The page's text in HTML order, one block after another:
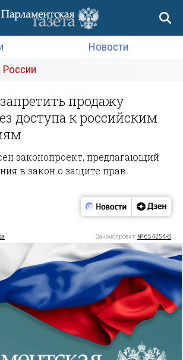
Новости
России
продажу
доступа к российским
законопроект, предлагающий
в закон о защите прав
Законопроект: № 654254-8